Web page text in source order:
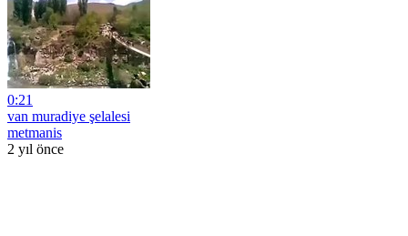
0:21
van muradiye şelalesi
metmanis
2 yıl önce